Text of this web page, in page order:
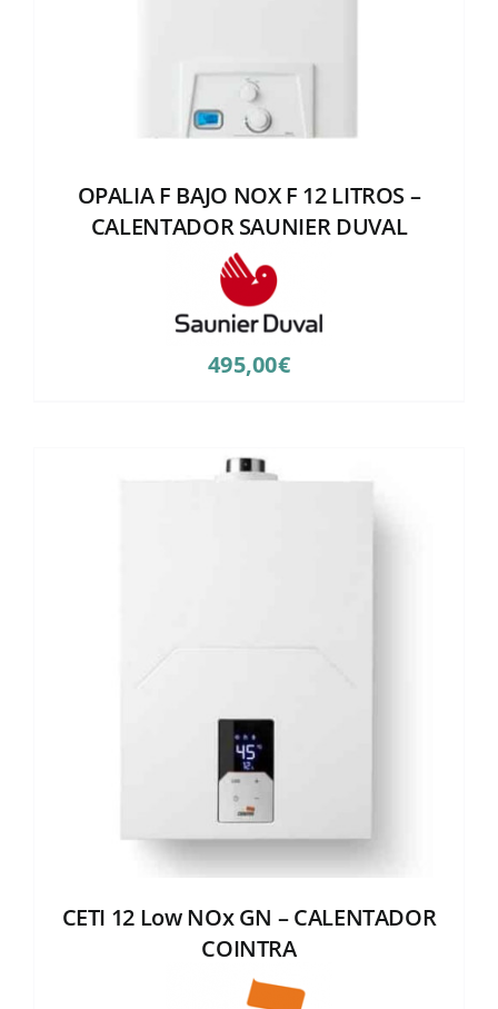
OPALIA F BAJO NOX F 12 LITROS –
CALENTADOR SAUNIER DUVAL
495,00€
CETI 12 Low NOx GN – CALENTADOR
COINTRA